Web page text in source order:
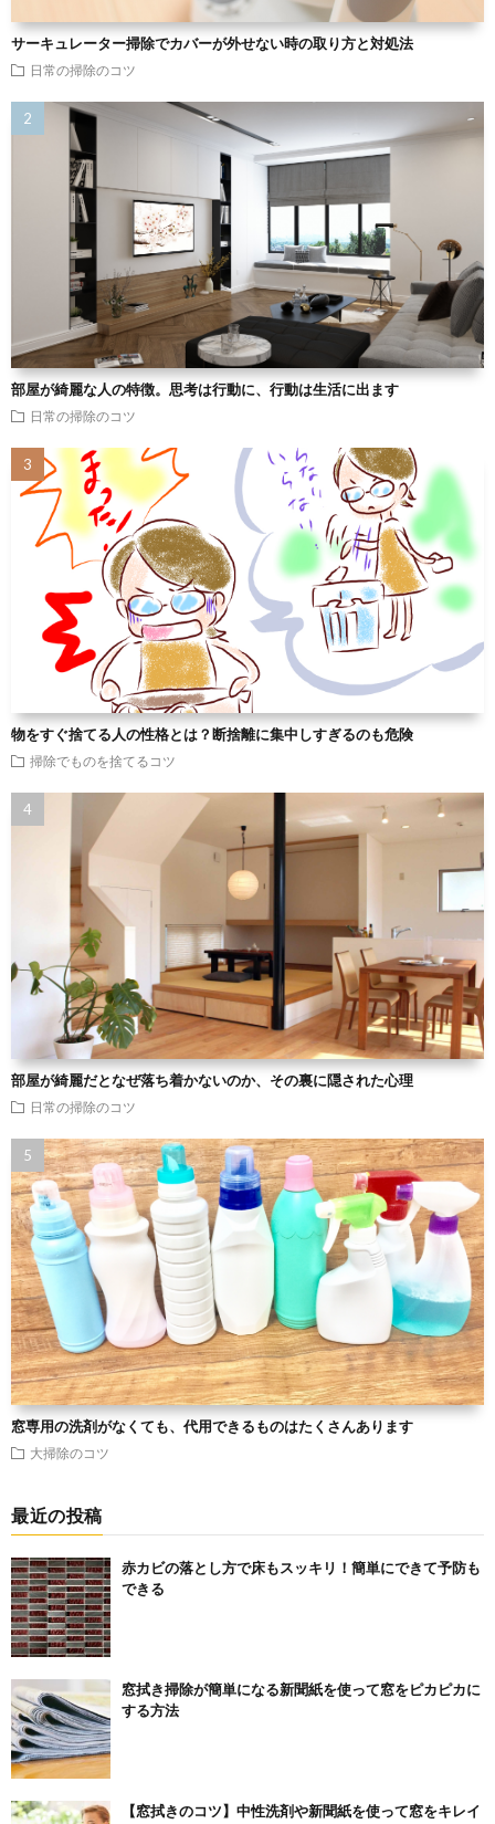
サーキュレーター掃除でカバーが外せない時の取り方と対処法
日常の掃除のコツ
部屋が綺麗な人の特徴。思考は行動に、行動は生活に出ます
日常の掃除のコツ
物をすぐ捨てる人の性格とは？断捨離に集中しすぎるのも危険
掃除でものを捨てるコツ
部屋が綺麗だとなぜ落ち着かないのか、その裏に隠された心理
日常の掃除のコツ
窓専用の洗剤がなくても、代用できるものはたくさんあります
大掃除のコツ
最近の投稿
赤カビの落とし方で床もスッキリ！簡単にできて予防も
できる
窓拭き掃除が簡単になる新聞紙を使って窓をピカピカに
する方法
【窓拭きのコツ】中性洗剤や新聞紙を使って窓をキレイ